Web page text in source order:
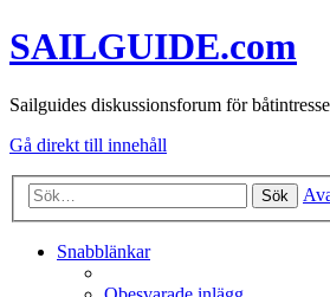
SAILGUIDE.com
Sailguides diskussionsforum för
Gå direkt till innehåll
Sök
Snabblänkar